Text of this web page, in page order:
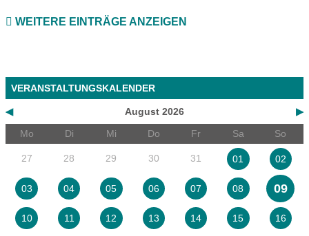
WEITERE EINTRÄGE ANZEIGEN
VERANSTALTUNGSKALENDER
◀ ▶
August 2026
Mo
Di Mi Do Fr Sa So
27 28 29 30 31 01 02
03 04 05 06 07 08 09
10 11 12 13 14 15 16